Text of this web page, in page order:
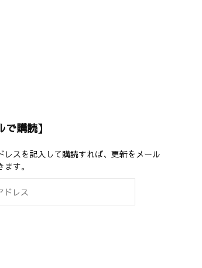
で購読】
レスを記入して購読すれば、更新をメール
す。